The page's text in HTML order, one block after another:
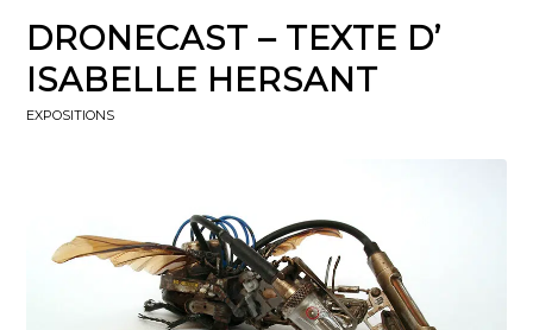
DRONECAST – TEXTE D’
ISABELLE HERSANT
EXPOSITIONS